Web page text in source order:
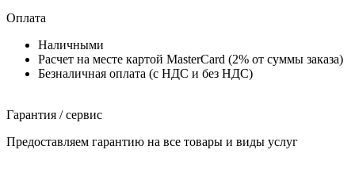
Оплата
Наличными
Расчет на месте картой MasterCard (2% от суммы заказа)
Безналичная оплата (с НДС и без НДС)
Гарантия / сервис
Предоставляем гарантию на все товары и виды услуг